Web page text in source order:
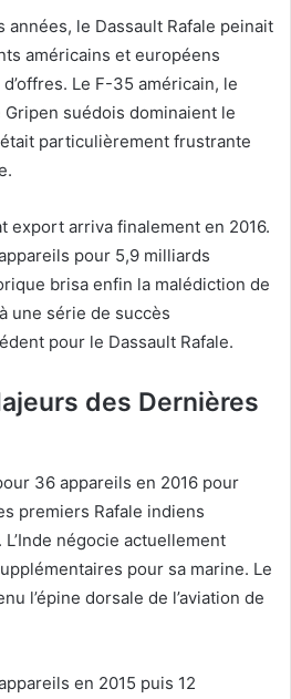
années, le Dassault Rafale peinait
américains et européens
Le F-35 américain, le
suédois dominaient le
particulièrement frustrante
export arriva finalement en 2016.
pour 5,9 milliards
brisa enfin la malédiction de
une série de succès
pour le Dassault Rafale.
des Dernières
36 appareils en 2016 pour
premiers Rafale indiens
négocie actuellement
pour sa marine. Le
l’épine dorsale de l’aviation de
en 2015 puis 12